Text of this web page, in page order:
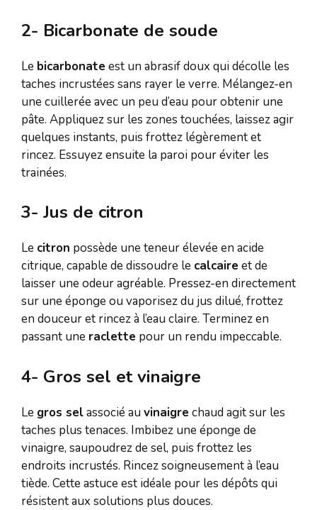
2- Bicarbonate de soude
Le bicarbonate est un abrasif doux qui décolle les
taches incrustées sans rayer le verre. Mélangez-en
une cuillerée avec un peu d’eau pour obtenir une
pâte. Appliquez sur les zones touchées, laissez agir
quelques instants, puis frottez légèrement et
rincez. Essuyez ensuite la paroi pour éviter les
trainées.
3- Jus de citron
Le citron possède une teneur élevée en acide
citrique, capable de dissoudre le calcaire et de
laisser une odeur agréable. Pressez-en directement
sur une éponge ou vaporisez du jus dilué, frottez
en douceur et rincez à l’eau claire. Terminez en
passant une raclette pour un rendu impeccable.
4- Gros sel et vinaigre
Le gros selassocié au vinaigre chaud agit sur les
taches plus tenaces. Imbibez une éponge de
vinaigre, saupoudrez de sel, puis frottez les
endroits incrustés. Rincez soigneusement à l’eau
tiède. Cette astuce est idéale pour les dépôts qui
résistent aux solutions plus douces.